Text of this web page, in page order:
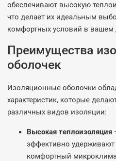
обеспечивают высокую
что делает их идеальным
комфортных условий в вашем
Преимущества
оболочек
Изоляционные оболочки
характеристик, которые
различных видов изоляции:
Высокая теплоизоляция
эффективно удерживают
комфортный